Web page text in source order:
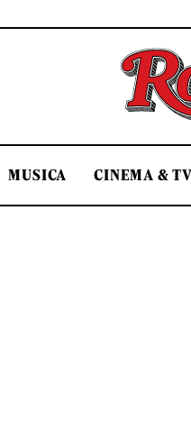
MUSICA CINEMA & TV